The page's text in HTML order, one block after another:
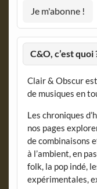
C&O, c’est quoi
Clair & Obscur
de musiques en
Les chroniques
nos pages
de combinaisons
à l’ambient, en
folk, la pop indé,
expérimentales,